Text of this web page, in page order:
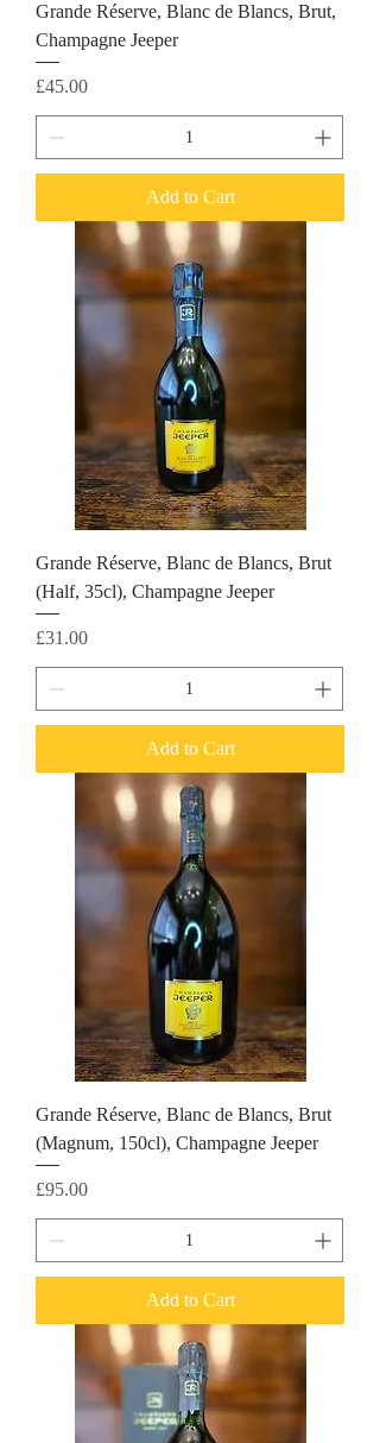
Grande Réserve, Blanc de Blancs, Brut,
Champagne Jeeper
Price
£45.00
Add to Cart
Grande Réserve, Blanc de Blancs, Brut
(Half, 35cl), Champagne Jeeper
Price
£31.00
Add to Cart
Grande Réserve, Blanc de Blancs, Brut
(Magnum, 150cl), Champagne Jeeper
Price
£95.00
Add to Cart